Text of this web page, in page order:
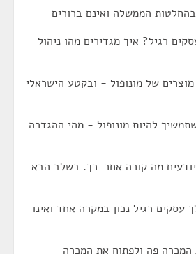
הממשלה ואינם ברורים
רגיל? איך מגדירים מהו ניהול
של מונופול - ובקטע הישראלי
להיות מונופול - מהי ההגדרה
יודעים מה קורה אחר-כך. בשלב הבא
רגיל נכון במקרה אחד ואינו
המכרה פה ולפתוח את המכרה